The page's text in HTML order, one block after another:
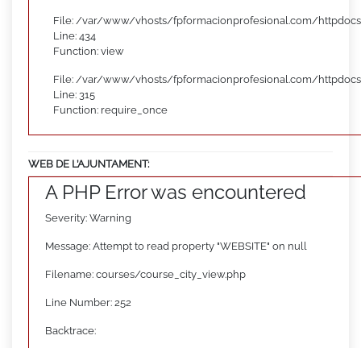
File: /var/www/vhosts/fpformacionprofesional.com/
Line: 434
Function: view
File: /var/www/vhosts/fpformacionprofesional.com/
Line: 315
Function: require_once
WEB DE L’AJUNTAMENT:
A PHP Error was encountered
Severity: Warning
Message: Attempt to read property "WEBSITE" on null
Filename: courses/course_city_view.php
Line Number: 252
Backtrace: